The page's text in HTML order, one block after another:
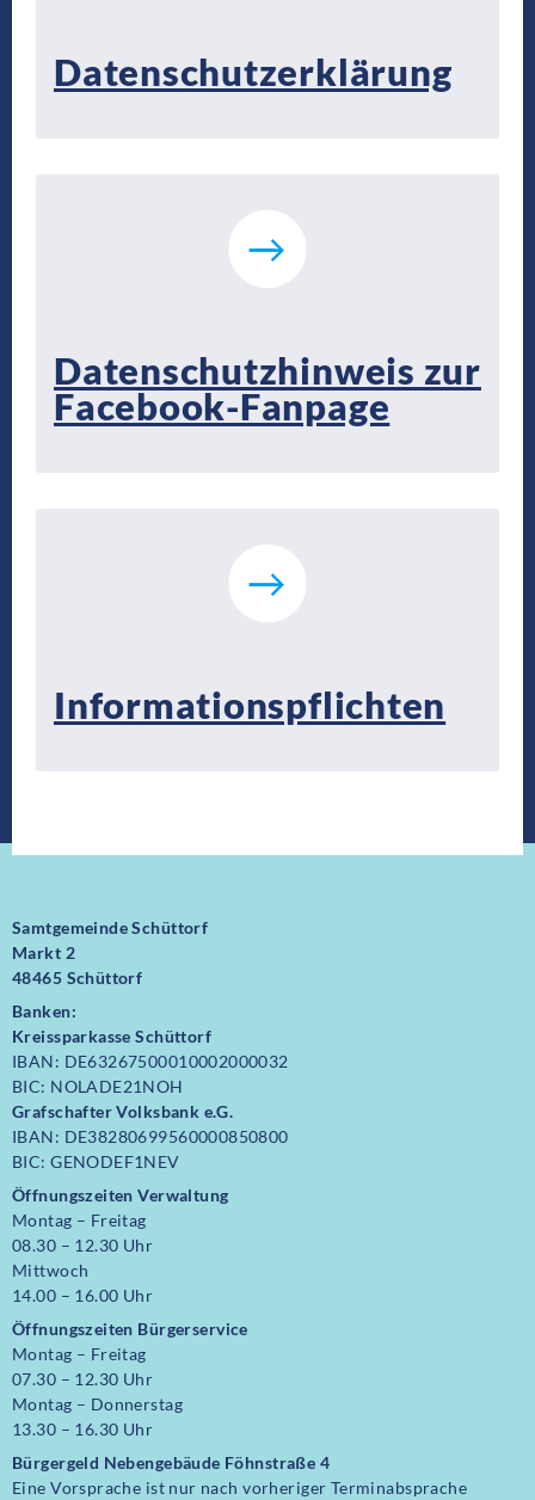
Datenschutzerklärung
Datenschutzhinweis zur
Facebook-Fanpage
Informationspflichten
Samtgemeinde Schüttorf
Markt 2
48465 Schüttorf
Banken:
Kreissparkasse Schüttorf
IBAN: DE63267500010002000032
BIC: NOLADE21NOH
Grafschafter Volksbank e.G.
IBAN: DE38280699560000850800
BIC: GENODEF1NEV
Öffnungszeiten Verwaltung
Montag – Freitag
08.30 – 12.30 Uhr
Mittwoch
14.00 – 16.00 Uhr
Öffnungszeiten Bürgerservice
Montag – Freitag
07.30 – 12.30 Uhr
Montag – Donnerstag
13.30 – 16.30 Uhr
Bürgergeld Nebengebäude Föhnstraße 4
Eine Vorsprache ist nur nach vorheriger Terminabsprache